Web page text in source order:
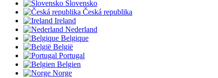
Slovensko
Česká republika
Ireland
Nederland
Belgique
België
Portugal
Belgien
Norge